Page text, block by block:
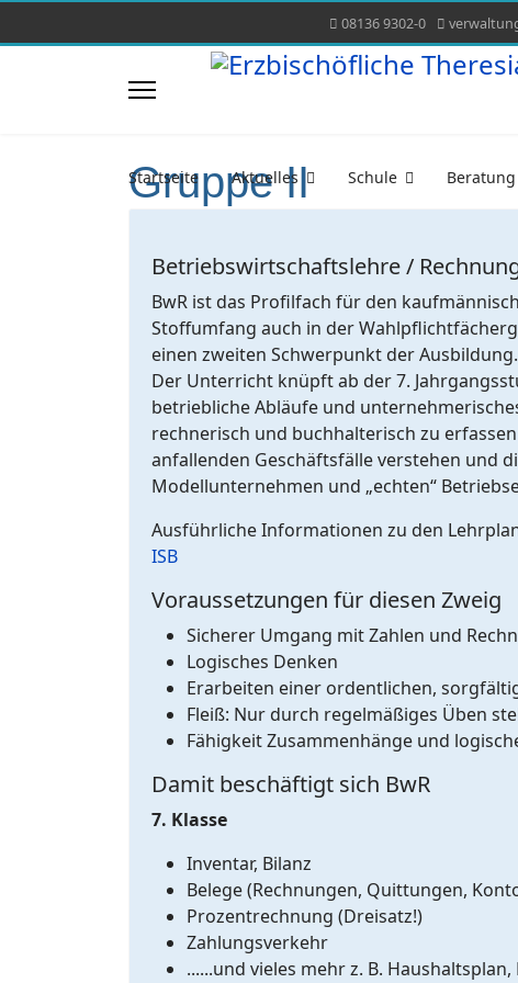
08136 9302-0
Startseite Aktuelles Schule Beratung
Gruppe II
Betriebswirtschaftslehre /
BwR ist das Profilfach für den
Stoffumfang auch in der
einen zweiten Schwerpunkt der
Der Unterricht knüpft ab der 7.
betriebliche Abläufe und
rechnerisch und buchhalterisch zu
anfallenden Geschäftsfälle verstehen und
Modellunternehmen und „echten“
Ausführliche Informationen zu den
ISB
Voraussetzungen für diesen Zweig
Sicherer Umgang mit Zahlen und
Logisches Denken
Erarbeiten einer ordentlichen,
Fleiß: Nur durch regelmäßiges Üben
Fähigkeit Zusammenhänge und
Damit beschäftigt sich BwR
7. Klasse
Inventar, Bilanz
Belege (Rechnungen, Quittungen,
Prozentrechnung (Dreisatz!)
Zahlungsverkehr
......und vieles mehr z. B.